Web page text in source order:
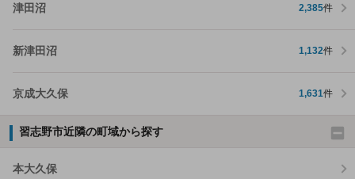
津田沼 2,385件
新津田沼 1,132件
京成大久保 1,631件
習志野市近隣の町域から探す
本大久保